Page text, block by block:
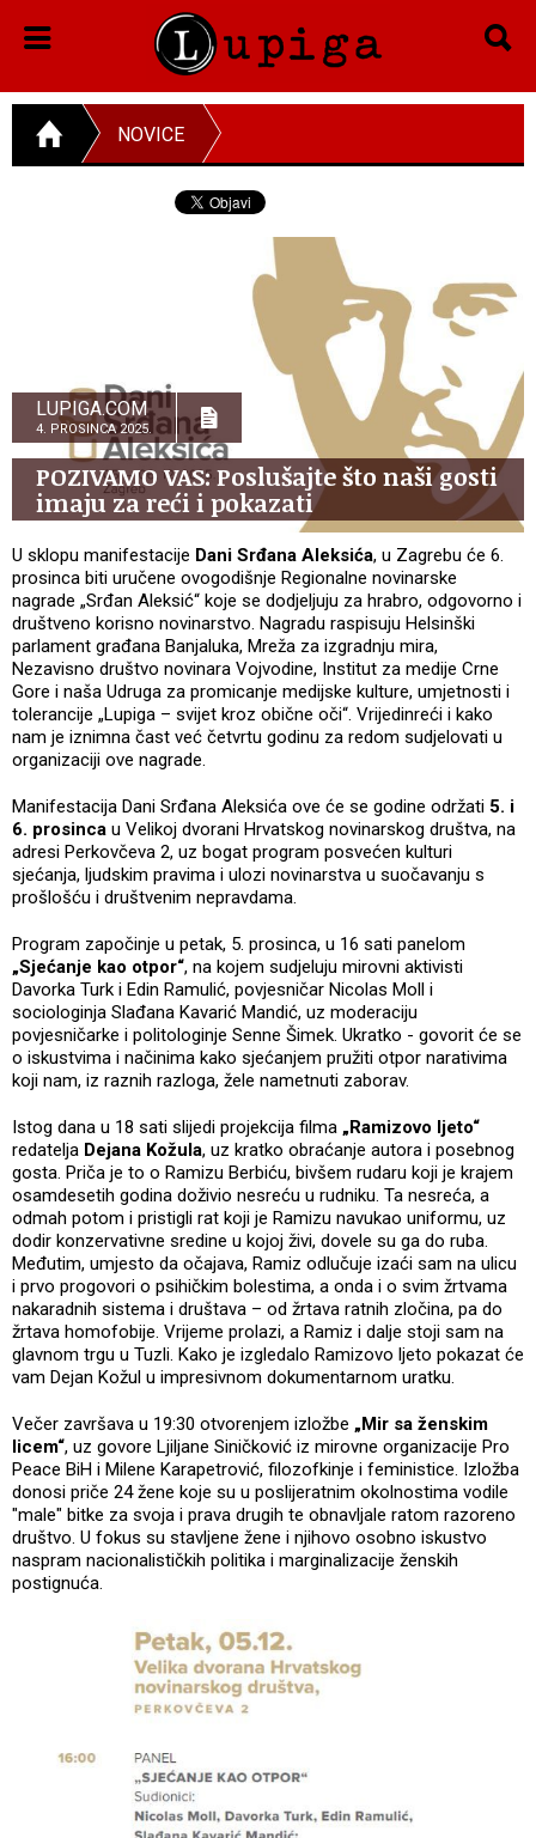
NOVICE
LUPIGA.COM
4. PROSINCA 2025.
POZIVAMO VAS: Poslušajte što naši gosti
imaju za reći i pokazati
U sklopu manifestacije Dani Srđana Aleksića, u Zagrebu će 6.
prosinca biti uručene ovogodišnje Regionalne novinarske
nagrade „Srđan Aleksić“ koje se dodjeljuju za hrabro, odgovorno i
društveno korisno novinarstvo. Nagradu raspisuju Helsinški
parlament građana Banjaluka, Mreža za izgradnju mira,
Nezavisno društvo novinara Vojvodine, Institut za medije Crne
Gore i naša Udruga za promicanje medijske kulture, umjetnosti i
tolerancije „Lupiga – svijet kroz obične oči“. Vrijedinreći i kako
nam je iznimna čast već četvrtu godinu za redom sudjelovati u
organizaciji ove nagrade.
Manifestacija Dani Srđana Aleksića ove će se godine održati 5. i
6. prosinca u Velikoj dvorani Hrvatskog novinarskog društva, na
adresi Perkovčeva 2, uz bogat program posvećen kulturi
sjećanja, ljudskim pravima i ulozi novinarstva u suočavanju s
prošlošću i društvenim nepravdama.
Program započinje u petak, 5. prosinca, u 16 sati panelom
„Sjećanje kao otpor“, na kojem sudjeluju mirovni aktivisti
Davorka Turk i Edin Ramulić, povjesničar Nicolas Moll i
sociologinja Slađana Kavarić Mandić, uz moderaciju
povjesničarke i politologinje Senne Šimek. Ukratko - govorit će se
o iskustvima i načinima kako sjećanjem pružiti otpor narativima
koji nam, iz raznih razloga, žele nametnuti zaborav.
Istog dana u 18 sati slijedi projekcija filma „Ramizovo ljeto“
redatelja Dejana Kožula, uz kratko obraćanje autora i posebnog
gosta. Priča je to o Ramizu Berbiću, bivšem rudaru koji je krajem
osamdesetih godina doživio nesreću u rudniku. Ta nesreća, a
odmah potom i pristigli rat koji je Ramizu navukao uniformu, uz
dodir konzervativne sredine u kojoj živi, dovele su ga do ruba.
Međutim, umjesto da očajava, Ramiz odlučuje izaći sam na ulicu
i prvo progovori o psihičkim bolestima, a onda i o svim žrtvama
nakaradnih sistema i društava – od žrtava ratnih zločina, pa do
žrtava homofobije. Vrijeme prolazi, a Ramiz i dalje stoji sam na
glavnom trgu u Tuzli. Kako je izgledalo Ramizovo ljeto pokazat će
vam Dejan Kožul u impresivnom dokumentarnom uratku.
Večer završava u 19:30 otvorenjem izložbe „Mir sa ženskim
licem“, uz govore Ljiljane Siničković iz mirovne organizacije Pro
Peace BiH i Milene Karapetrović, filozofkinje i feministice. Izložba
donosi priče 24 žene koje su u poslijeratnim okolnostima vodile
"male" bitke za svoja i prava drugih te obnavljale ratom razoreno
društvo. U fokus su stavljene žene i njihovo osobno iskustvo
naspram nacionalističkih politika i marginalizacije ženskih
postignuća.